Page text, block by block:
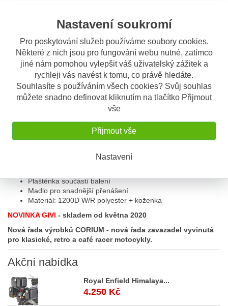
Nastavení soukromí
Pro poskytování služeb používáme soubory cookies.
Některé z nich jsou pro fungování webu nutné, zatímco
jiné nám pomohou vylepšit váš uživatelský zážitek a
rychleji vás navést k tomu, co právě hledáte.
Souhlasíte s používáním všech cookies? Svůj souhlas
můžete snadno definovat kliknutím na tlačítko Přijmout
vše
Přijmout vše
Nastavení
Odeslat dotaz
Popis výrobku
Magnetický / popruhový tankvak Givi CRM 103
Elegantní tankvak s upevněním na magnety nebo popruhy hodící
se především na café racer a retro motocykly - dvoubarevné
provedení v retro vzhledu.
Rozměry: 140 x 290 x 200 mm
Lze upevnit i popruhy
Dvě menší boční kapsy
Pláštěnka součástí balení
Madlo pro snadnější přenášení
Materiál: 1200D W/R polyester + koženka
NOVINKA GIVI - skladem od května 2020
Nová řada výrobků CORIUM - nová řada zavazadel vyvinutá
pro klasické, retro a café racer motocykly.
Akční nabídka
Royal Enfield Himalaya...
4.250 Kč